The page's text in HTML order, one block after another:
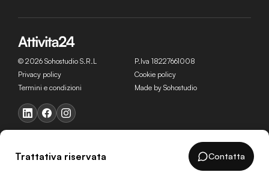
Trattativa riservata Contatta
© 2026 Sohostudio S.R.L
P.Iva 18227661008
Privacy policy
Cookie policy
Termini e condizioni
Made by Sohostudio